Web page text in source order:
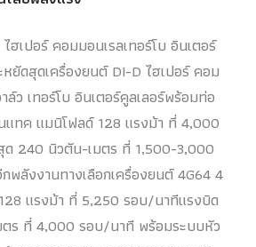
ฮเปอร์ คอมมอนเรลเทอร์โบ อินเตอร์
ยัดสุดเครื่องยนต์ DI-D ไฮเปอร์ คอม
ล์ว เทอร์โบ อินเตอร์คูลเลอร์พร้อมท่อ
ทค แมนิโฟลด์ 128 แรงม้า ที่ 4,000
240 นิวตัน-เมตร ที่ 1,500-3,000
ลังงานทางเลือกเครื่องยนต์ 4G64 4
แรงม้า ที่ 5,250 รอบ/นาทีแรงบิด
ร ที่ 4,000 รอบ/นาที พร้อมระบบหัว